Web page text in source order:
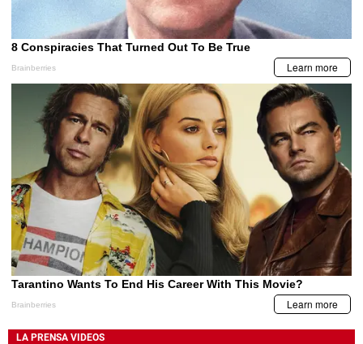
LA PRENSA VIDEOS